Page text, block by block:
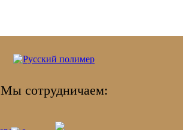
Мы сотрудничаем: